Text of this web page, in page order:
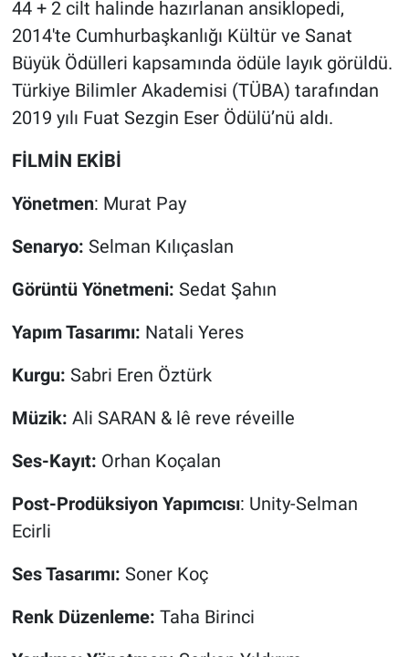
44 + 2 cilt halinde hazırlanan ansiklopedi,
2014'te Cumhurbaşkanlığı Kültür ve Sanat
Büyük Ödülleri kapsamında ödüle layık görüldü.
Türkiye Bilimler Akademisi (TÜBA) tarafından
2019 yılı Fuat Sezgin Eser Ödülü’nü aldı.
FİLMİN EKİBİ
Yönetmen: Murat Pay
Senaryo: Selman Kılıçaslan
Görüntü Yönetmeni: Sedat Şahın
Yapım Tasarımı: Natali Yeres
Kurgu: Sabri Eren Öztürk
Müzik: Ali SARAN & lê reve réveille
Ses-Kayıt: Orhan Koçalan
Post-Prodüksiyon Yapımcısı: Unity-Selman
Ecirli
Ses Tasarımı: Soner Koç
Renk Düzenleme: Taha Birinci